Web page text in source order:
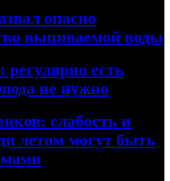
опасно
выпиваемой воды
есть
не нужно
слабость и
летом могут быть